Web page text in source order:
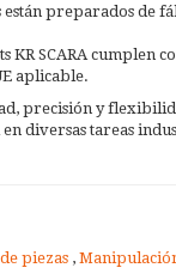
están preparados de
KR SCARA cumplen
aplicable.
precisión y
diversas tareas
piezas ,